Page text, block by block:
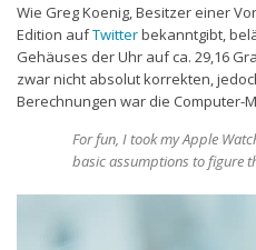
Wie Greg Koenig, Besitzer einer
Edition aufTwitterbekanntgibt,
Gehäuses der Uhr auf ca. 29,16
zwar nicht absolut korrekten,
Berechnungen war die Computer-
For fun, I took my Apple
basic assumptions to figure